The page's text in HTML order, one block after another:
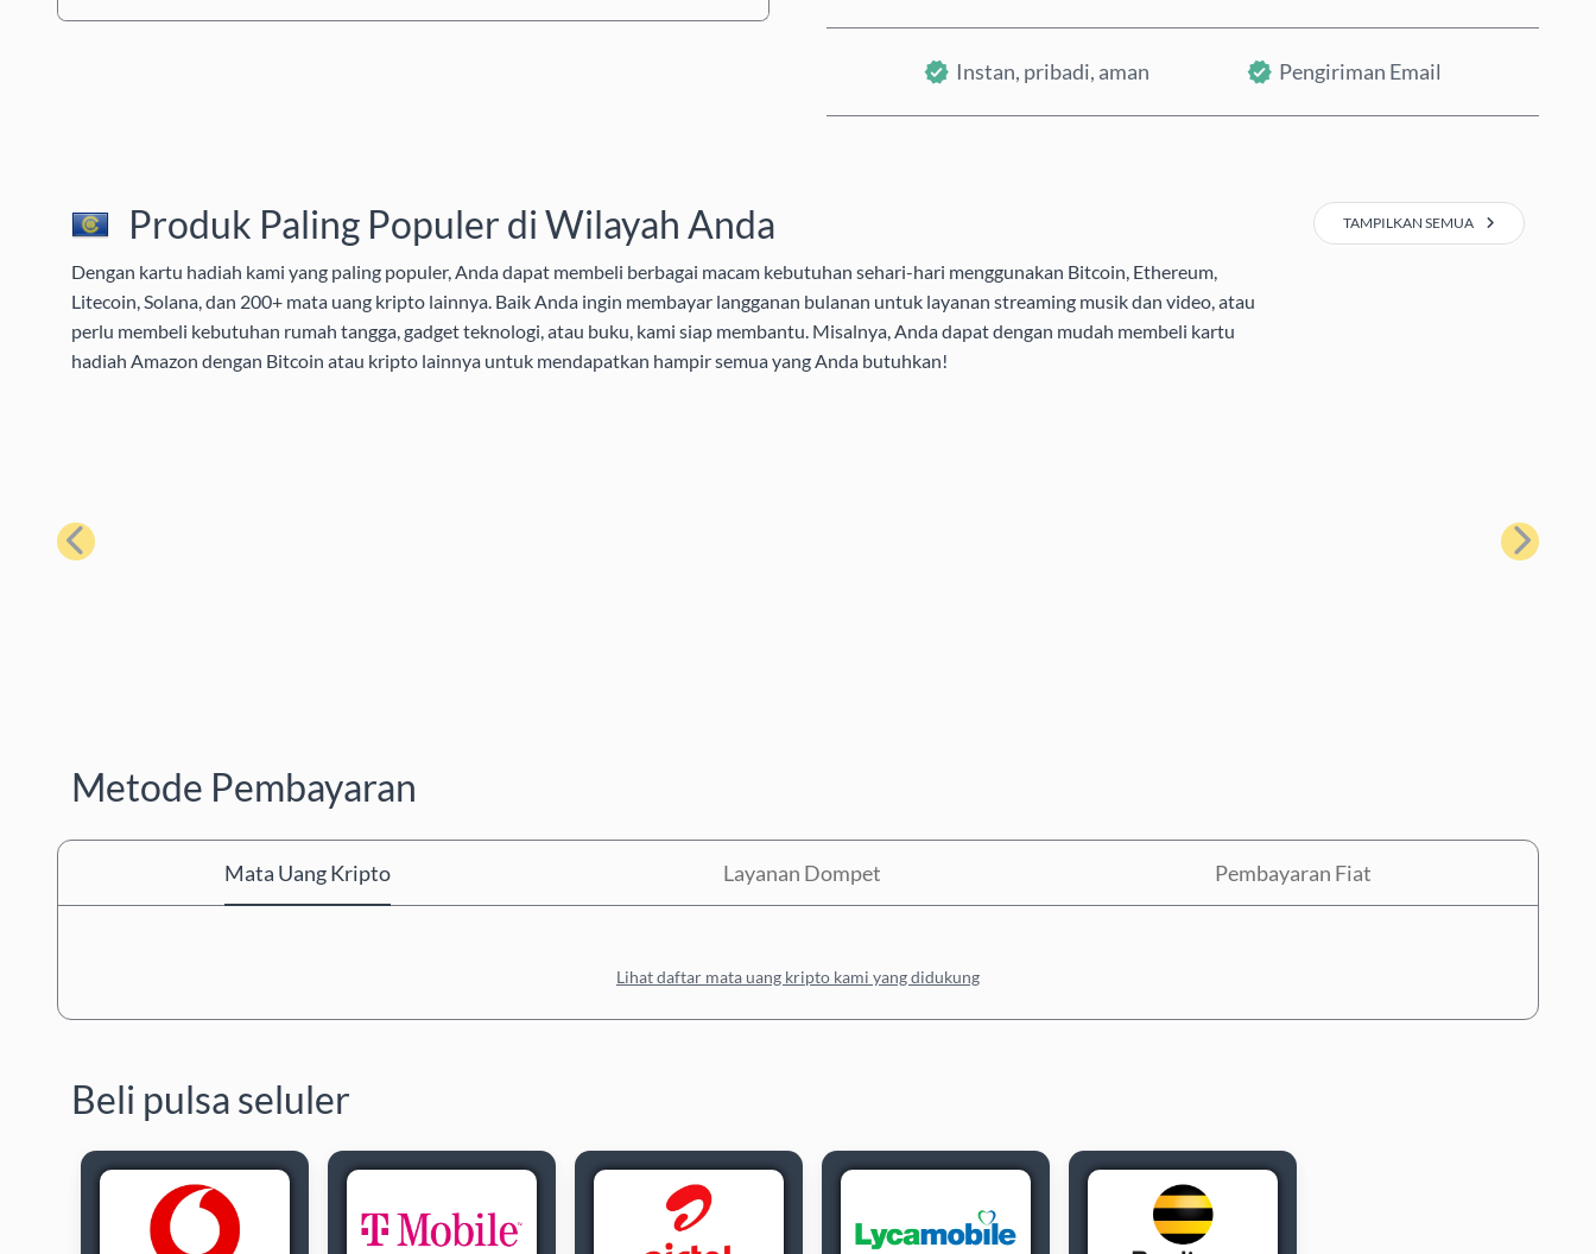
Instan, pribadi, aman Pengiriman Email
Produk Paling Populer di Wilayah Anda
Dengan kartu hadiah kami yang paling populer, Anda dapat membeli berbagai macam kebutuhan sehari-hari menggunakan Bitcoin, Ethereum,
Litecoin, Solana, dan 200+ mata uang kripto lainnya. Baik Anda ingin membayar langganan bulanan untuk layanan streaming musik dan video, atau
perlu membeli kebutuhan rumah tangga, gadget teknologi, atau buku, kami siap membantu. Misalnya, Anda dapat dengan mudah membeli kartu
hadiah Amazon dengan Bitcoin atau kripto lainnya untuk mendapatkan hampir semua yang Anda butuhkan!
TAMPILKAN SEMUA
Sebelumnya Berikutnya
Metode Pembayaran
Mata Uang Kripto Layanan Dompet Pembayaran Fiat
Lihat daftar mata uang kripto kami yang didukung
Beli pulsa seluler